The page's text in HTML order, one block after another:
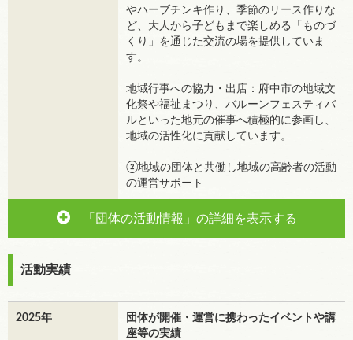
やハーブチンキ作り、季節のリース作りな
ど、大人から子どもまで楽しめる「ものづ
くり」を通じた交流の場を提供していま
す。
地域行事への協力・出店：府中市の地域文
化祭や福祉まつり、バルーンフェスティバ
ルといった地元の催事へ積極的に参画し、
地域の活性化に貢献しています。
②地域の団体と共働し地域の高齢者の活動
の運営サポート
「団体の活動情報」の詳細を表示する
活動実績
2025年
団体が開催・運営に携わったイベントや講
座等の実績